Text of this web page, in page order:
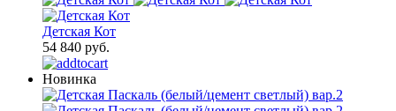
Детская Кот
54 840 руб.
Новинка